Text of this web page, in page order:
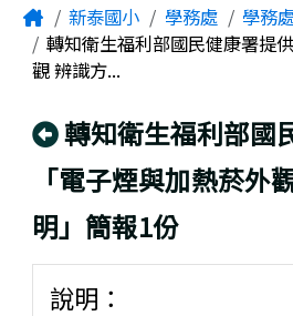
Home新泰國小 學務處
學務
轉知衛生福利部國民健康署提
觀 辨識方...
回上頁
轉知衛生福利部國
「電子煙與加熱菸外
明」簡報1份
說明：